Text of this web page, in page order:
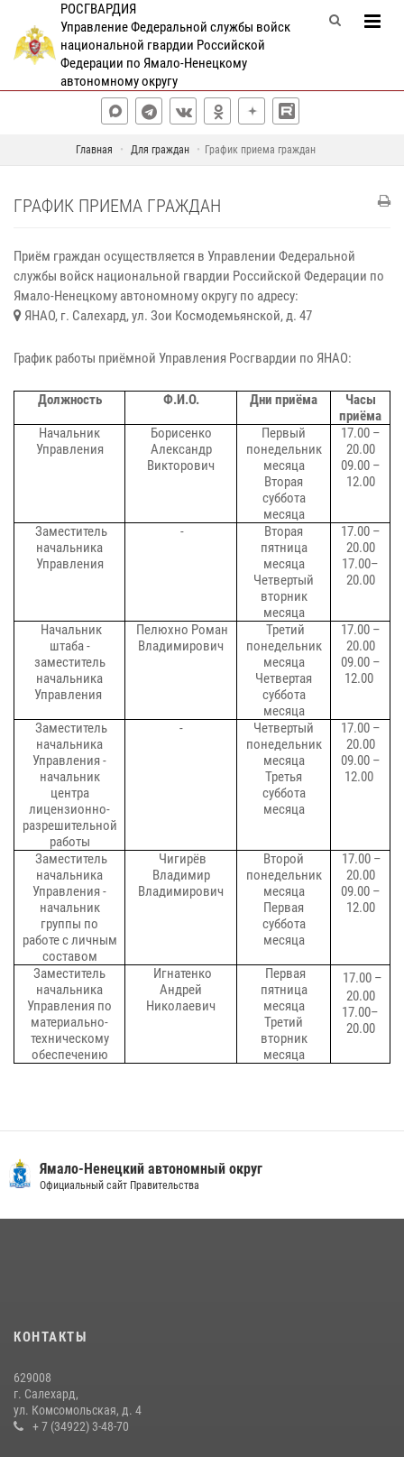
РОСГВАРДИЯ
Управление Федеральной службы войск
национальной гвардии Российской
Федерации по Ямало-Ненецкому
автономному округу
Главная Для граждан График приема граждан
ГРАФИК ПРИЕМА ГРАЖДАН
Приём граждан осуществляется в Управлении Федеральной
службы войск национальной гвардии Российской Федерации по
Ямало-Ненецкому автономному округу по адресу:
ЯНАО, г. Салехард, ул. Зои Космодемьянской, д. 47
График работы приёмной Управления Росгвардии по ЯНАО:
Должность Ф.И.О. Дни приёма
Часы
приёма
Начальник
Управления
Борисенко
Александр
Викторович
Первый
понедельник
месяца
Вторая
суббота
месяца
17.00 –
20.00
09.00 –
12.00
Заместитель
начальника
Управления
-
Вторая
пятница
месяца
Четвертый
вторник
месяца
17.00 –
20.00
17.00–
20.00
Начальник
штаба -
заместитель
начальника
Управления
Пелюхно Роман
Владимирович
Третий
понедельник
месяца
Четвертая
суббота
месяца
17.00 –
20.00
09.00 –
12.00
Заместитель
начальника
Управления -
начальник
центра
лицензионно-
разрешительной
работы
-
Четвертый
понедельник
месяца
Третья
суббота
месяца
17.00 –
20.00
09.00 –
12.00
Заместитель
начальника
Управления -
начальник
группы по
работе с личным
составом
Чигирёв
Владимир
Владимирович
Второй
понедельник
месяца
Первая
суббота
месяца
17.00 –
20.00
09.00 –
12.00
Заместитель
начальника
Управления по
материально-
техническому
обеспечению
Игнатенко
Андрей
Николаевич
Первая
пятница
месяца
Третий
вторник
месяца
17.00 –
20.00
17.00–
20.00
Ямало-Ненецкий автономный округ
Официальный сайт Правительства
КОНТАКТЫ
629008
г. Салехард,
ул. Комсомольская, д. 4
+ 7 (34922) 3-48-70